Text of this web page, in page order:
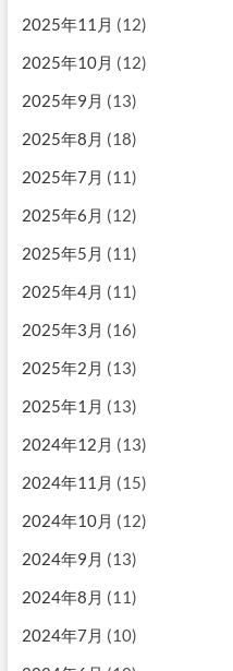
2025年11月 (12)
2025年10月 (12)
2025年9月 (13)
2025年8月 (18)
2025年7月 (11)
2025年6月 (12)
2025年5月 (11)
2025年4月 (11)
2025年3月 (16)
2025年2月 (13)
2025年1月 (13)
2024年12月 (13)
2024年11月 (15)
2024年10月 (12)
2024年9月 (13)
2024年8月 (11)
2024年7月 (10)